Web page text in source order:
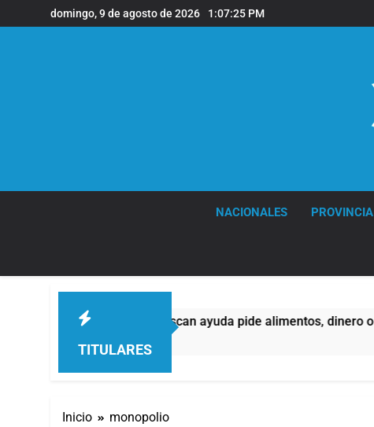
al
domingo, 9 de agosto de 2026 1:07:26 PM
NACIONALES PROVINCIA
TITULARES
buscan ayuda pide alimentos, dinero o trabajo
Inicio monopolio